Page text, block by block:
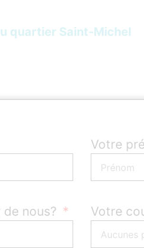
quartier Saint-Michel
Votre
nous? Votre